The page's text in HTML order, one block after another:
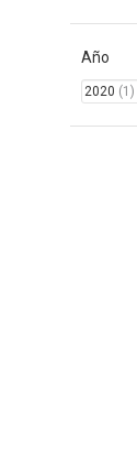
Año
2020 (1)